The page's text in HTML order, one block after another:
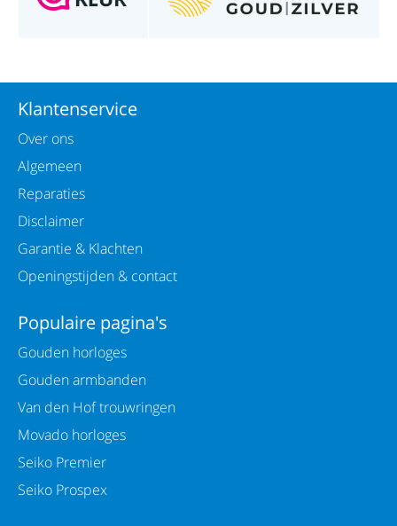
Klantenservice
Over ons
Algemeen
Reparaties
Disclaimer
Garantie & Klachten
Openingstijden & contact
Populaire pagina's
Gouden horloges
Gouden armbanden
Van den Hof trouwringen
Movado horloges
Seiko Premier
Seiko Prospex